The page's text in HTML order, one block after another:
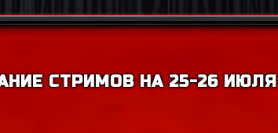
СТРИМОВ НА 25-26 ИЮЛЯ